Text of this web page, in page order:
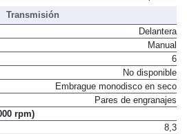
Transmisión
Delantera
Manual
6
No disponible
Embrague monodisco en seco
Pares de engranajes
rpm)
8,3